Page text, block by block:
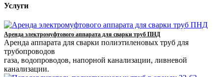
Услуги
Аренда электромуфтового аппарата для сварки труб ПНД
Аренда аппарата для сварки полиэтиленовых труб для
трубопроводов
газа, водопроводов, напорной канализации, ливневой
канализации.